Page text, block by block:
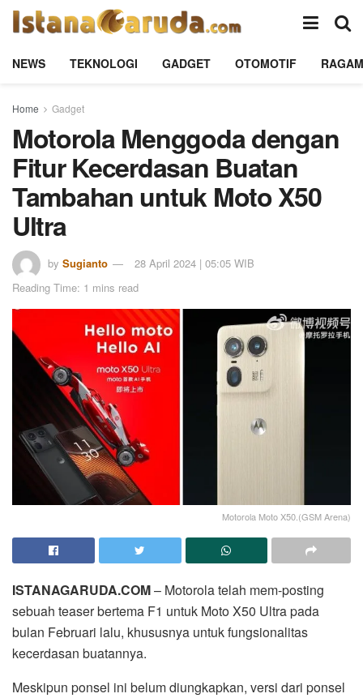
NEWS TEKNOLOGI GADGET OTOMOTIF RAGAM
Home Gadget
Motorola Menggoda dengan
Fitur Kecerdasan Buatan
Tambahan untuk Moto X50
Ultra
by Sugianto
28 April 2024 | 05:05 WIB
Reading Time: 1 mins read
Motorola Moto X50.(GSM Arena)
ISTANAGARUDA.COM– Motorola telah mem-posting
sebuah teaser bertema F1 untuk Moto X50 Ultra pada
bulan Februari lalu, khususnya untuk fungsionalitas
kecerdasan buatannya.
Meskipun ponsel ini belum diungkapkan, versi dari ponsel